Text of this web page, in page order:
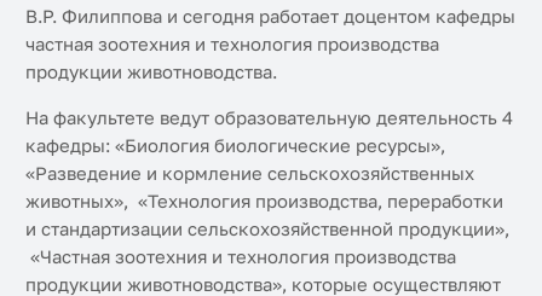
В.Р. Филиппова и сегодня работает доцентом кафедры
частная зоотехния и технология производства
продукции животноводства.
На факультете ведут образовательную деятельность 4
кафедры: «Биология биологические ресурсы»,
«Разведение и кормление сельскохозяйственных
животных», «Технология производства, переработки
и стандартизации сельскохозяйственной продукции»,
«Частная зоотехния и технология производства
продукции животноводства», которые осуществляют